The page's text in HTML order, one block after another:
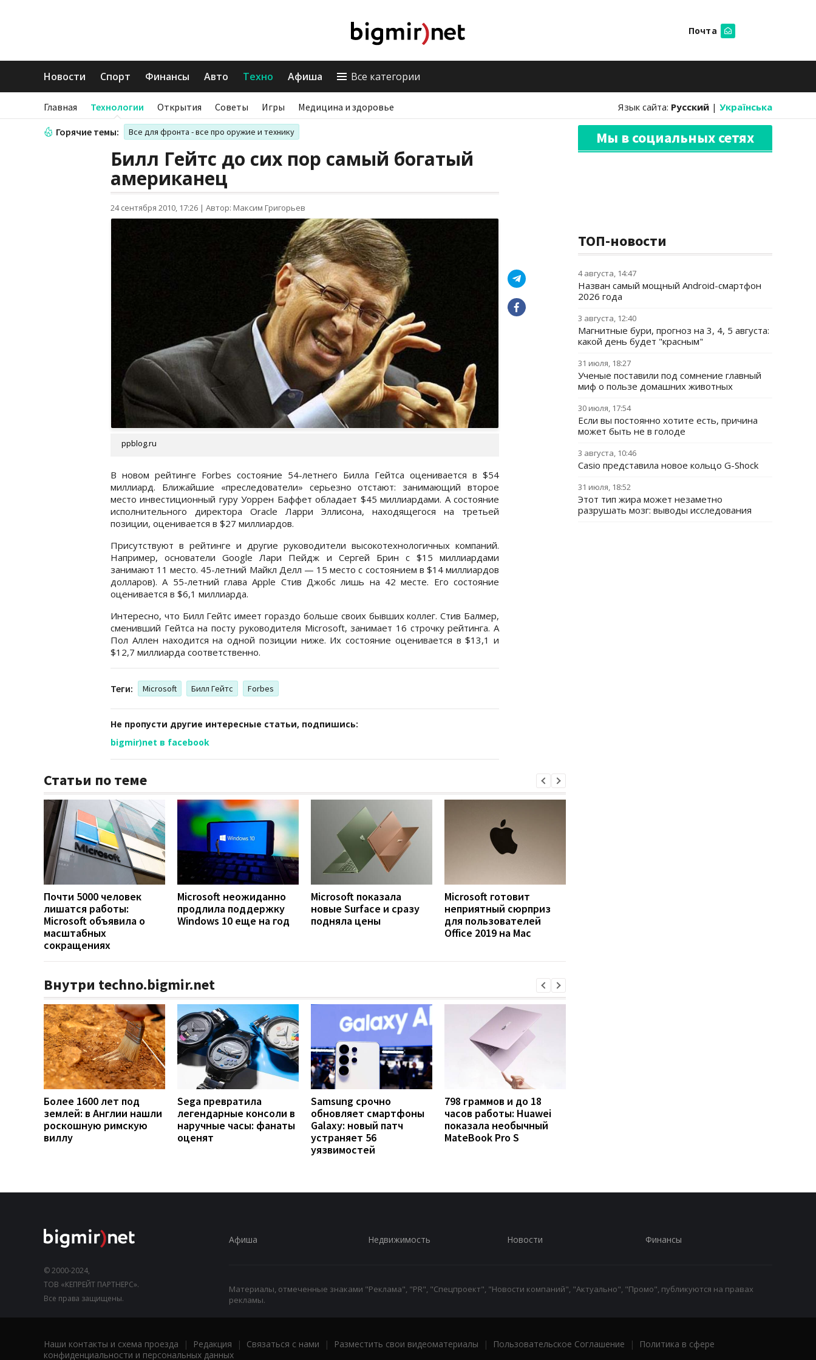
Почта
Новости Спорт Финансы Авто Техно Афиша Все категории
Главная Технологии Открытия Советы Игры Медицина и здоровье Язык сайта: Русский | Українська
Горячие темы: Все для фронта - все про оружие и технику
Билл Гейтс до сих пор самый богатый
американец
24 сентября 2010, 17:26 | Автор: Максим Григорьев
ppblog.ru
В новом рейтинге Forbes состояние 54-летнего Билла Гейтса оценивается в $54
миллиард. Ближайшие «преследователи» серьезно отстают: занимающий второе
место инвестиционный гуру Уоррен Баффет обладает $45 миллиардами. А состояние
исполнительного директора Oracle Ларри Эллисона, находящегося на третьей
позиции, оценивается в $27 миллиардов.
Присутствуют в рейтинге и другие руководители высокотехнологичных компаний.
Например, основатели Google Лари Пейдж и Сергей Брин с $15 миллиардами
занимают 11 место. 45-летний Майкл Делл — 15 место с состоянием в $14 миллиардов
долларов). А 55-летний глава Apple Стив Джобс лишь на 42 месте. Его состояние
оценивается в $6,1 миллиарда.
Интересно, что Билл Гейтс имеет гораздо больше своих бывших коллег. Стив Балмер,
сменивший Гейтса на посту руководителя Microsoft, занимает 16 строчку рейтинга. А
Пол Аллен находится на одной позиции ниже. Их состояние оценивается в $13,1 и
$12,7 миллиарда соответственно.
Теги: Microsoft Билл Гейтс Forbes
Не пропусти другие интересные статьи, подпишись:
bigmir)net в facebook
Статьи по теме
Почти 5000 человек
лишатся работы:
Microsoft объявила о
масштабных
сокращениях
Microsoft неожиданно
продлила поддержку
Windows 10 еще на год
Microsoft показала
новые Surface и сразу
подняла цены
Microsoft готовит
неприятный сюрприз
для пользователей
Office 2019 на Mac
Внутри techno.bigmir.net
Более 1600 лет под
землей: в Англии нашли
роскошную римскую
виллу
Sega превратила
легендарные консоли в
наручные часы: фанаты
оценят
Samsung срочно
обновляет смартфоны
Galaxy: новый патч
устраняет 56
уязвимостей
798 граммов и до 18
часов работы: Huawei
показала необычный
MateBook Pro S
Мы в социальных сетях
ТОП-новости
4 августа, 14:47
Назван самый мощный Android-смартфон
2026 года
3 августа, 12:40
Магнитные бури, прогноз на 3, 4, 5 августа:
какой день будет "красным"
31 июля, 18:27
Ученые поставили под сомнение главный
миф о пользе домашних животных
30 июля, 17:54
Если вы постоянно хотите есть, причина
может быть не в голоде
3 августа, 10:46
Casio представила новое кольцо G-Shock
31 июля, 18:52
Этот тип жира может незаметно
разрушать мозг: выводы исследования
© 2000-2024,
ТОВ «КЕПРЕЙТ ПАРТНЕРС».
Все права защищены.
Афиша Недвижимость Новости Финансы
Материалы, отмеченные знаками "Реклама", "PR", "Спецпроект", "Новости компаний", "Актуально", "Промо", публикуются на правах
рекламы.
Наши контакты и схема проезда | Редакция | Связаться с нами | Разместить свои видеоматериалы | Пользовательское Соглашение |
Политика в сфере
конфиденциальности и персональных данных